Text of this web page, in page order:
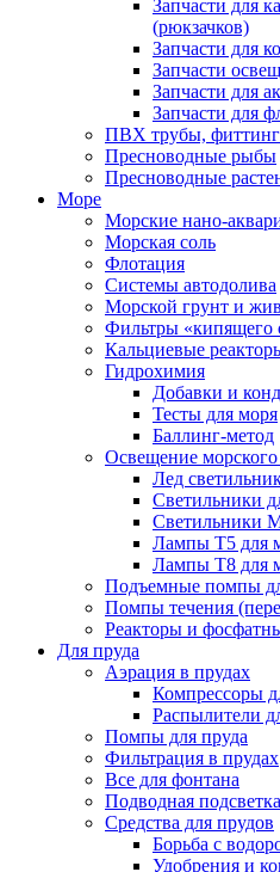
Запчасти для
(рюкзачков)
Запчасти для
Запчасти
Запчасти для
Запчасти для
ПВХ трубы,
Пресноводные рыбы
Пресноводные
Море
Морские нано-
Морская соль
Флотация
Системы автодолива
Морской грунт и
Фильтры «кипящего
Кальциевые
Гидрохимия
Добавки и
Тесты для моря
Баллинг-метод
Освещение морского
Лед
Светильники
Светильники
Лампы Т5 для
Лампы Т8 для
Подъемные помпы
Помпы течения
Реакторы и
Для пруда
Аэрация в прудах
Компрессоры
Распылители
Помпы для пруда
Фильтрация в прудах
Все для фонтана
Подводная
Средства для прудов
Борьба с
Удобрения и